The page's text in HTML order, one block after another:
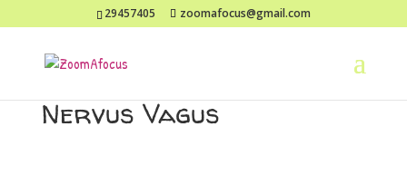
29457405 zoomafocus@gmail.com
Nervus Vagus